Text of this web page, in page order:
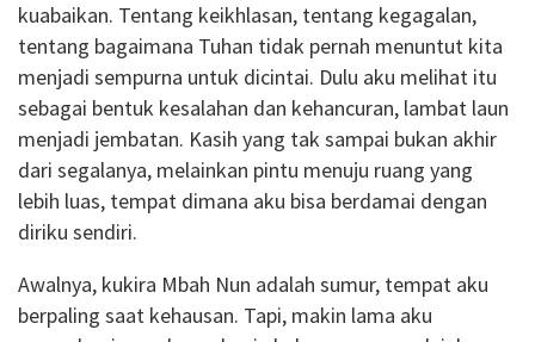
kuabaikan. Tentang keikhlasan, tentang kegagalan,
tentang bagaimana Tuhan tidak pernah menuntut kita
menjadi sempurna untuk dicintai. Dulu aku melihat itu
sebagai bentuk kesalahan dan kehancuran, lambat laun
menjadi jembatan. Kasih yang tak sampai bukan akhir
dari segalanya, melainkan pintu menuju ruang yang
lebih luas, tempat dimana aku bisa berdamai dengan
diriku sendiri.
Awalnya, kukira Mbah Nun adalah sumur, tempat aku
berpaling saat kehausan. Tapi, makin lama aku